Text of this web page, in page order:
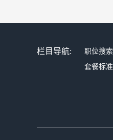
栏目导航: 职位搜索
套餐标准